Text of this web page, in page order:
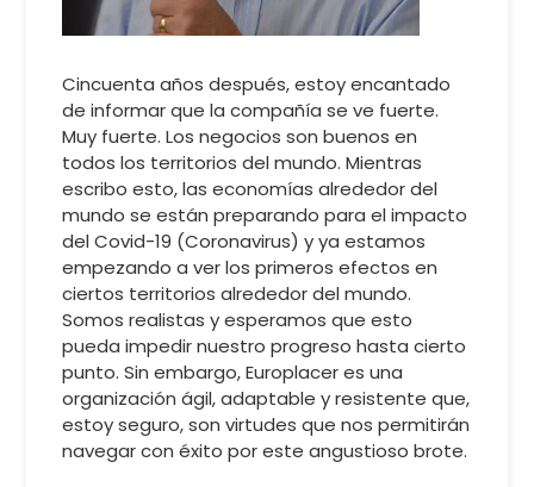
Cincuenta años después, estoy encantado
de informar que la compañía se ve fuerte.
Muy fuerte. Los negocios son buenos en
todos los territorios del mundo. Mientras
escribo esto, las economías alrededor del
mundo se están preparando para el impacto
del Covid-19 (Coronavirus) y ya estamos
empezando a ver los primeros efectos en
ciertos territorios alrededor del mundo.
Somos realistas y esperamos que esto
pueda impedir nuestro progreso hasta cierto
punto. Sin embargo, Europlacer es una
organización ágil, adaptable y resistente que,
estoy seguro, son virtudes que nos permitirán
navegar con éxito por este angustioso brote.